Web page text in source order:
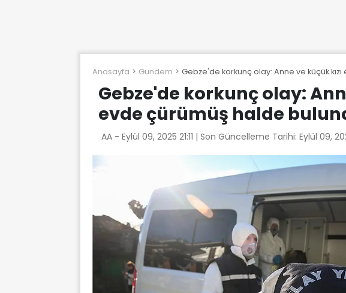
Anasayfa Gundem Gebze'de korkunç olay: Anne ve küçük
Gebze'de korkunç olay:
evde çürümüş halde
AA - Eylül 09, 2025 21:11 | Son Güncelleme Tarihi: Eylül 09,